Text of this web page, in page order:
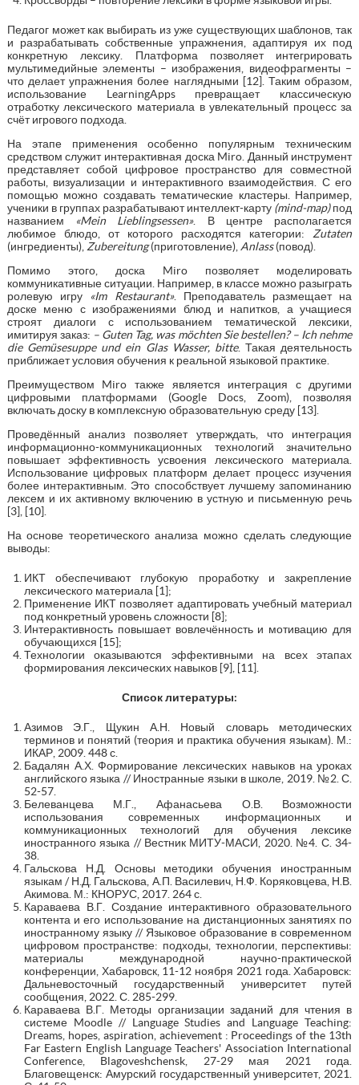
Педагог может как выбирать из уже существующих шаблонов, так
и разрабатывать собственные упражнения, адаптируя их под
конкретную лексику. Платформа позволяет интегрировать
мультимедийные элементы – изображения, видеофрагменты –
что делает упражнения более наглядными [12]. Таким образом,
использование LearningApps превращает классическую
отработку лексического материала в увлекательный процесс за
счёт игрового подхода.
На этапе применения особенно популярным техническим
средством служит интерактивная доска Miro. Данный инструмент
представляет собой цифровое пространство для совместной
работы, визуализации и интерактивного взаимодействия. С его
помощью можно создавать тематические кластеры. Например,
ученики в группах разрабатывают интеллект-карту (mind-map)под
названием
«Mein Lieblingsessen». В центре располагается
любимое блюдо, от которого расходятся категории: Zutaten
(ингредиенты), Zubereitung(приготовление), Anlass(повод).
Помимо этого, доска Miro позволяет моделировать
коммуникативные ситуации. Например, в классе можно разыграть
ролевую игру
«Im Restaurant». Преподаватель размещает на
доске меню с изображениями блюд и напитков, а учащиеся
строят диалоги с использованием тематической лексики,
имитируя заказ: – Guten Tag, was möchten Sie bestellen? – Ich nehme
die Gemüsesuppe und ein Glas Wasser, bitte. Такая деятельность
приближает условия обучения к реальной языковой практике.
Преимуществом Miro также является интеграция с другими
цифровыми платформами (Google Docs, Zoom), позволяя
включать доску в комплексную образовательную среду [13].
Проведённый анализ позволяет утверждать, что интеграция
информационно-коммуникационных технологий значительно
повышает эффективность усвоения лексического материала.
Использование цифровых платформ делает процесс изучения
более интерактивным. Это способствует лучшему запоминанию
лексем и их активному включению в устную и письменную речь
[3], [10].
На основе теоретического анализа можно сделать следующие
выводы:
ИКТ обеспечивают глубокую проработку и закрепление
лексического материала [1];
Применение ИКТ позволяет адаптировать учебный материал
под конкретный уровень сложности [8];
Интерактивность повышает вовлечённость и мотивацию для
обучающихся [15];
Технологии оказываются эффективными на всех этапах
формирования лексических навыков [9], [11].
Список литературы:
Азимов Э.Г., Щукин А.Н. Новый словарь методических
терминов и понятий (теория и практика обучения языкам). М.:
ИКАР, 2009. 448 с.
Бадалян А.Х. Формирование лексических навыков на уроках
английского языка // Иностранные языки в школе, 2019. №2. С.
52-57.
Белеванцева М.Г., Афанасьева О.В. Возможности
использования современных информационных и
коммуникационных технологий для обучения лексике
иностранного языка // Вестник МИТУ-МАСИ, 2020. №4. С. 34-
38.
Гальскова Н.Д. Основы методики обучения иностранным
языкам / Н.Д. Гальскова, А.П. Василевич, Н.Ф. Коряковцева, Н.В.
Акимова. М.: КНОРУС, 2017. 264 с.
Караваева В.Г. Создание интерактивного образовательного
контента и его использование на дистанционных занятиях по
иностранному языку // Языковое образование в современном
цифровом пространстве: подходы, технологии, перспективы:
материалы международной научно-практической
конференции, Хабаровск, 11-12 ноября 2021 года. Хабаровск:
Дальневосточный государственный университет путей
сообщения, 2022. С. 285-299.
Караваева В.Г. Методы организации заданий для чтения в
системе Moodle // Language Studies and Language Teaching:
Dreams, hopes, aspiration, achievement : Proceedings of the 13th
Far Eastern English Language Teachers' Association International
Conference, Blagoveshchensk, 27-29 мая 2021 года.
Благовещенск: Амурский государственный университет, 2021.